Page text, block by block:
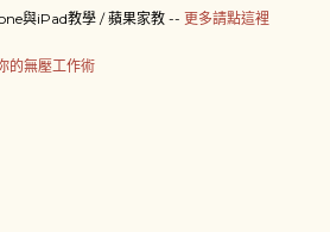
與iPad教學 / 蘋果家教 -- 更多請點這裡
的無壓工作術